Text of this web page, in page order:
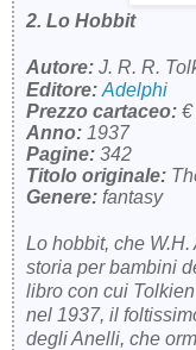
2. Lo Hobbit
Autore: J. R. R.
Editore: Adelphi
Prezzo cartaceo: €
Anno: 1937
Pagine: 342
Titolo originale:
Genere: fantasy
Lo hobbit, che
storia per bambini
libro con cui
nel 1937, il
degli Anelli, che